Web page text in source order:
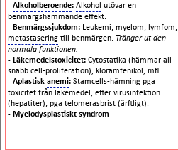
- Alkoholberoende: Alkohol utövar en
benmärgshämmande effekt.
- Benmärgssjukdom: Leukemi, myelom, lymfom,
metastasering till benmärgen. Tränger ut den
normala funktionen.
- Läkemedelstoxicitet: Cytostatika (hämmar all
snabb cell-proliferation), kloramfenikol, mfl
- Aplastisk anemi: Stamcells-hämning pga
toxicitet från läkemedel, efter virusinfektion
(hepatiter), pga telomerasbrist (ärftligt).
- Myelodysplastiskt syndrom